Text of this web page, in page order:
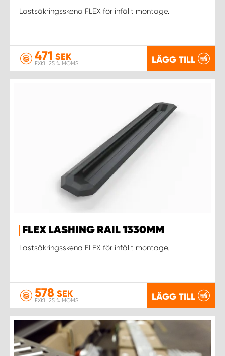
Lastsäkringsskena FLEX för infällt montage.
471 SEK
EXKL. 25 % MOMS LÄGG TILL
FLEX LASHING RAIL 1330MM
Lastsäkringsskena FLEX för infällt montage.
578 SEK
EXKL. 25 % MOMS LÄGG TILL